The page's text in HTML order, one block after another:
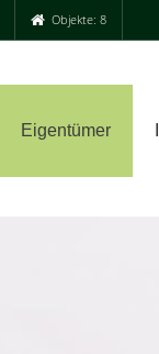
Objekte: 8
Eigentümer